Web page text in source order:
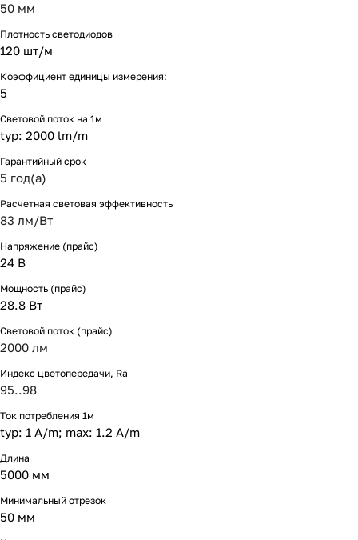
50 мм
Плотность светодиодов
120 шт/м
Коэффициент единицы измерения:
5
Световой поток на 1м
typ: 2000 lm/m
Гарантийный срок
5 год(а)
Расчетная световая эффективность
83 лм/Вт
Напряжение (прайс)
24 В
Мощность (прайс)
28.8 Вт
Световой поток (прайс)
2000 лм
Индекс цветопередачи, Ra
95..98
Ток потребления 1м
typ: 1 A/m; max: 1.2 A/m
Длина
5000 мм
Минимальный отрезок
50 мм